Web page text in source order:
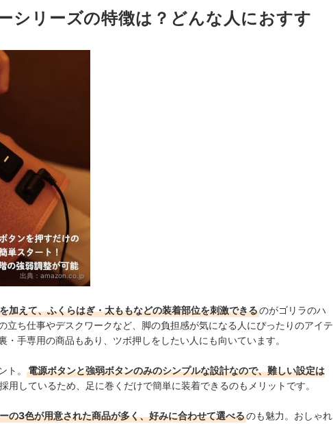
ーパーゴリラシリーズに注目
すすめ人気ランキング
ジチェアをチェックしよう
ランキングもチェック！
シリーズの特徴は？どんな人におすす
出典： amazon.co.jp
加えて、ふくらはぎ・太ももなどの装着部位を刺激できるのがゴリラのハ
立ち仕事やデスクワークなど、脚の負担感が気になる人にぴったりのアイテ
・手専用の商品もあり、ツボ押しをしたい人にも向いています。
ト。
電源ボタンと強弱ボタンのみのシンプルな設計なので、難しい設定は
用しているため、足に巻くだけで簡単に装着できるのもメリットです。
の3色が用意された商品が多く、好みに合わせて選べるのも魅力。おしゃれ